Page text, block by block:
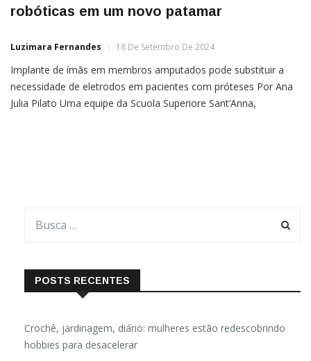
robóticas em um novo patamar
Luzimara Fernandes 18 De Setembro De 2024
Implante de ímãs em membros amputados pode substituir a
necessidade de eletrodos em pacientes com próteses Por Ana
Julia Pilato Uma equipe da Scuola Superiore Sant’Anna,
POSTS RECENTES
Crochê, jardinagem, diário: mulheres estão redescobrindo
hobbies para desacelerar